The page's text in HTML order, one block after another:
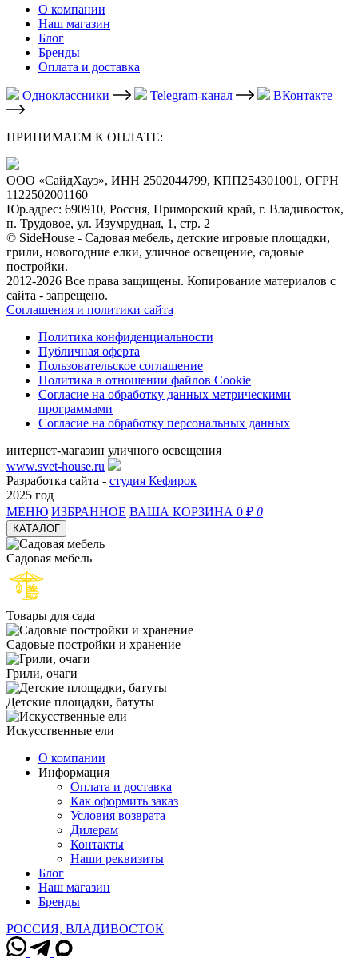
О компании
Наш магазин
Блог
Бренды
Оплата и доставка
Одноклассники Telegram-канал ВКонтакте
ПРИНИМАЕМ К ОПЛАТЕ:
ООО «СайдХауз», ИНН 2502044799, КПП254301001, ОГРН
1122502001160
Юр.адрес: 690910, Россия, Приморский край, г. Владивосток,
п. Трудовое, ул. Изумрудная, 1, стр. 2
© SideHouse - Садовая мебель, детские игровые площадки,
грили, новогодние елки, уличное освещение, садовые
постройки.
2012-2026 Все права защищены. Копирование материалов с
сайта - запрещено.
Соглашения и политики сайта
Политика конфиденциальности
Публичная оферта
Пользовательское соглашение
Политика в отношении файлов Cookie
Согласие на обработку данных метрическими
программами
Согласие на обработку персональных данных
интернет-магазин уличного освещения
www.svet-house.ru
Разработка сайта - студия Кефирок
2025 год
МЕНЮ ИЗБРАННОЕ ВАША КОРЗИНА 0 ₽ 0
КАТАЛОГ
Садовая мебель
Товары для сада
Садовые постройки и хранение
Грили, очаги
Детские площадки, батуты
Искусственные ели
О компании
Информация
Оплата и доставка
Как оформить заказ
Условия возврата
Дилерам
Контакты
Наши реквизиты
Блог
Наш магазин
Бренды
РОССИЯ, ВЛАДИВОСТОК